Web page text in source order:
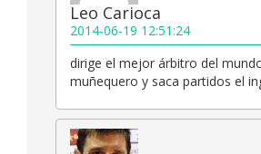
Leo Carioca
2014-06-19 12:51:24
dirige el mejor árbitro del
muñequero y saca partidos el